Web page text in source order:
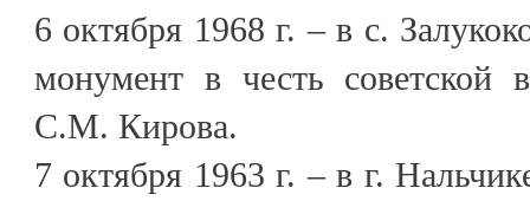
6 октября 1968 г. – в с.
монумент в честь советской
С.М. Кирова.
7 октября 1963 г. – в г.